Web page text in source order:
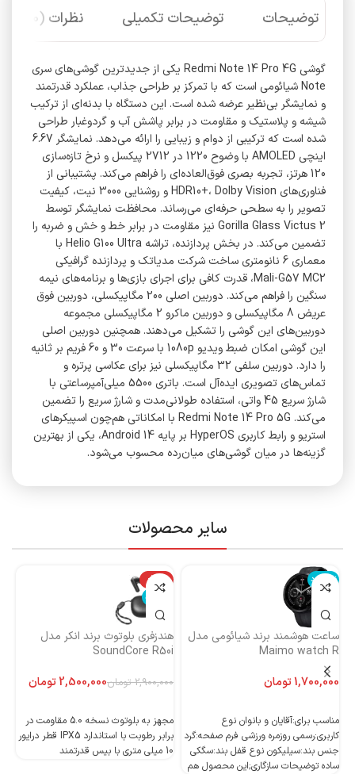
توضیحات توضیحات تکمیلی نظرات (0)
گوشی Redmi Note 14 Pro 4G یکی از جدیدترین گوشی‌های سری
Note شیائومی است که با تمرکز بر طراحی جذاب، عملکرد قدرتمند
و نمایشگر بی‌نظیر عرضه شده است. این دستگاه با بدنه‌ای از ترکیب
شیشه و پلاستیک و مقاومت در برابر پاشش آب و گردوغبار طراحی
شده است که ترکیبی از دوام و زیبایی را ارائه می‌دهد. نمایشگر 6.67
اینچی AMOLED با وضوح 1220 در 2712 پیکسل و نرخ تازه‌سازی
120 هرتز، تجربه بصری فوق‌العاده‌ای را فراهم می‌کند. پشتیبانی از
فناوری‌های HDR10+، Dolby Vision و روشنایی 3000 نیت، کیفیت
تصویر را به سطحی حرفه‌ای می‌رساند. محافظت نمایشگر توسط
Gorilla Glass Victus 2 نیز مقاومت در برابر خط و خش و ضربه را
تضمین می‌کند. در بخش پردازنده، تراشه Helio G100 Ultra با
معماری 6 نانومتری ساخت شرکت مدیاتک و پردازنده گرافیکی
Mali-G57 MC2، قدرت کافی برای اجرای بازی‌ها و برنامه‌های نیمه
سنگین را فراهم می‌کند. دوربین اصلی 200 مگاپیکسلی، دوربین فوق
عریض 8 مگاپیکسلی و دوربین ماکرو 2 مگاپیکسلی مجموعه
دوربین‌های این گوشی را تشکیل می‌دهند. همچنین دوربین اصلی
این گوشی امکان ضبط ویدیو 1080p با سرعت 30 و 60 فریم بر ثانیه
را دارد. دوربین سلفی 32 مگاپیکسلی نیز برای عکاسی پرتره و
تماس‌های تصویری ایده‌آل است. باتری 5500 میلی‌آمپرساعتی با
شارژ سریع 45 واتی، استفاده طولانی‌مدت و شارژ سریع را تضمین
می‌کند. Redmi Note 14 Pro 5G با امکاناتی هم‌چون اسپیکرهای
استریو و رابط کاربری HyperOS بر پایه Android 14، یکی از بهترین
گزینه‌ها در میان گوشی‌های میان‌رده محسوب می‌شود.
سایر محصولات
ناموجود
ساعت هوشمند برند شیائومی مدل
Maimo watch R
تومان
مناسب برای:آقایان و بانوان نوع
کاربری:رسمی روزمره ورزشی فرم صفحه:گرد
جنس بند:سیلیکون نوع قفل بند:سگکی
ساده توضیحات سازگاری;این محصول هم
-14%
ناموجود
هندزفری بلوتوث برند انکر مدل
SoundCore R50i
2,900,000 تومان2,500,000تومان
مجهز به بلوتوث نسخه 5.0 مقاومت در
برابر رطوبت با استاندارد IPX5 قطر درایور
10 میلی متری با بیس قدرتمند